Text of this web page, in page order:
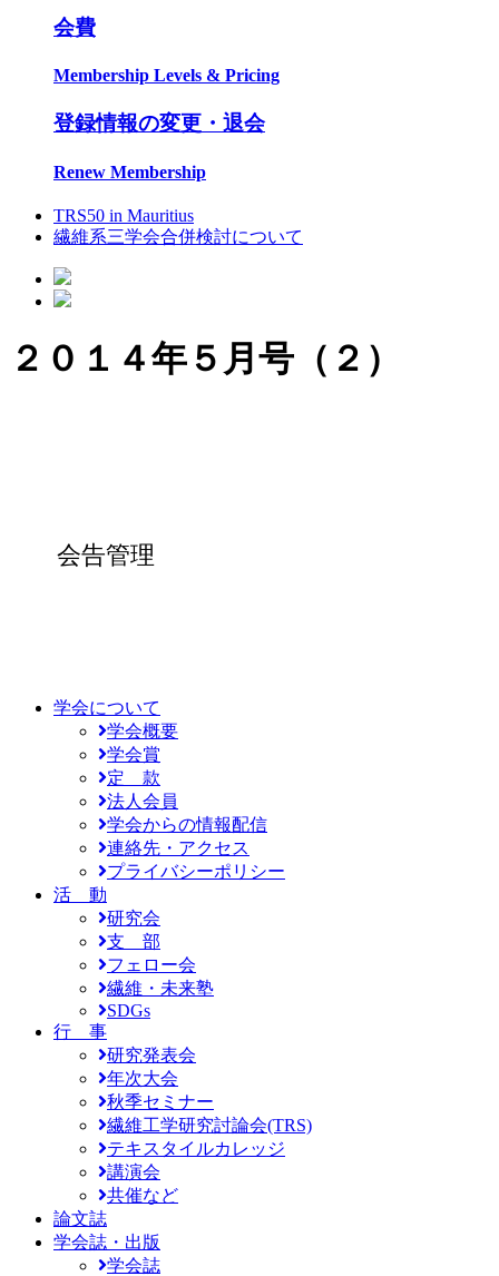
会費
Membership Levels & Pricing
登録情報の変更・退会
Renew Membership
TRS50 in Mauritius
繊維系三学会合併検討について
２０１４年５月号（２）
会告管理
学会について
学会概要
学会賞
定 款
法人会員
学会からの情報配信
連絡先・アクセス
プライバシーポリシー
活 動
研究会
支 部
フェロー会
繊維・未来塾
SDGs
行 事
研究発表会
年次大会
秋季セミナー
繊維工学研究討論会(TRS)
テキスタイルカレッジ
講演会
共催など
論文誌
学会誌・出版
学会誌